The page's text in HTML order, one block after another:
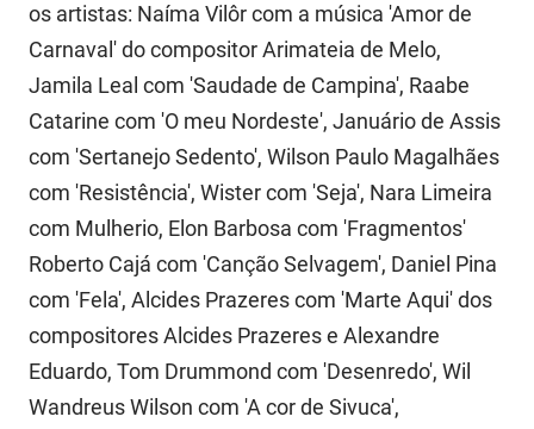
LOTEP
Ouvidoria Geral do Estado
PB Saúde
PBPREV
os artistas: Naíma Vilôr com a música 'Amor de
Carnaval' do compositor Arimateia de Melo,
Jamila Leal com 'Saudade de Campina', Raabe
Catarine com 'O meu Nordeste', Januário de Assis
com 'Sertanejo Sedento', Wilson Paulo Magalhães
com 'Resistência', Wister com 'Seja', Nara Limeira
com Mulherio, Elon Barbosa com 'Fragmentos'
Roberto Cajá com 'Canção Selvagem', Daniel Pina
com 'Fela', Alcides Prazeres com 'Marte Aqui' dos
compositores Alcides Prazeres e Alexandre
Eduardo, Tom Drummond com 'Desenredo', Wil
Wandreus Wilson com 'A cor de Sivuca',